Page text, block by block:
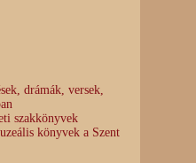
drámák, versek,
szakkönyvek
könyvek a Szent